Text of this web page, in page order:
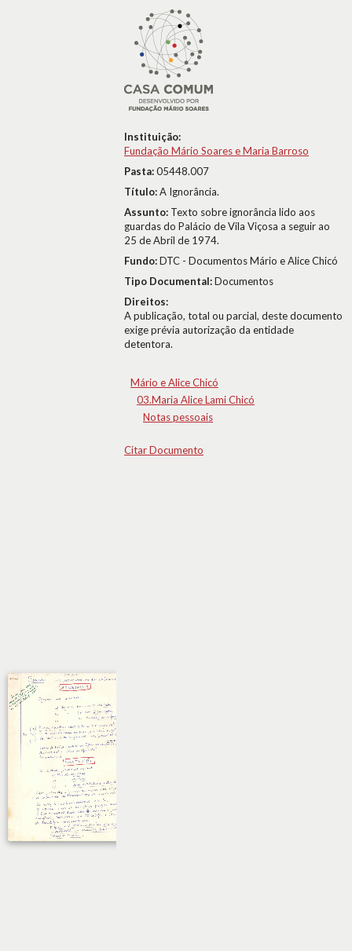
Instituição:
Fundação Mário Soares e Maria Barroso
Pasta:05448.007
Título:A Ignorância.
Assunto: Texto sobre ignorância lido aos
guardas do Palácio de Vila Viçosa a seguir ao
25 de Abril de 1974.
Fundo:DTC - Documentos Mário e Alice Chicó
Tipo Documental:Documentos
Direitos:
A publicação, total ou parcial, deste documento
exige prévia autorização da entidade
detentora.
Mário e Alice Chicó
03.Maria Alice Lami Chicó
Notas pessoais
Citar Documento